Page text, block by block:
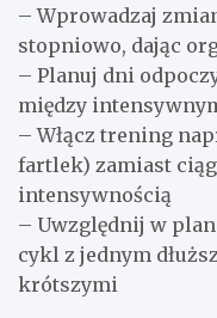
– Wprowadzaj
stopniowo, dając
– Planuj dni
między
– Włącz trening
fartlek) zamiast
intensywnością
– Uwzględnij w
cykl z jednym
krótszymi